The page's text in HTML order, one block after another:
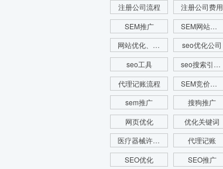
注册公司流程
注册公司费用
SEM推广
SEM网站推广
网站优化、SEM推广、SEM托管、关键词推广
seo优化公司
seo工具
seo搜索引擎优化
代理记账流程
SEM竞价推广
sem推广
搜狗推广
网页优化
优化关键词
医疗器械许可证
代理记账
SEO优化
SEO推广